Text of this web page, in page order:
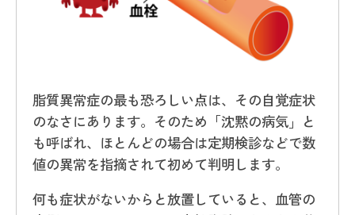
脂質異常症の最も恐ろしい点は、その自覚症状
のなさにあります。そのため「沈黙の病気」と
も呼ばれ、ほとんどの場合は定期検診などで数
値の異常を指摘されて初めて判明します。
何も症状がないからと放置していると、血管の